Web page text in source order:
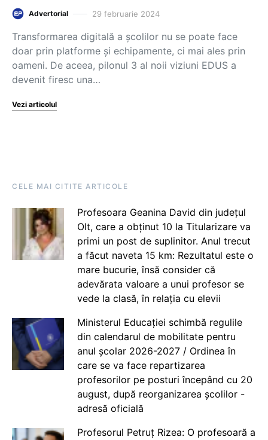
Advertorial 29 februarie 2024
Transformarea digitală a școlilor nu se poate face
doar prin platforme și echipamente, ci mai ales prin
oameni. De aceea, pilonul 3 al noii viziuni EDUS a
devenit firesc una…
Vezi articolul
CELE MAI CITITE ARTICOLE
Profesoara Geanina David din județul
Olt, care a obținut 10 la Titularizare va
primi un post de suplinitor. Anul trecut
a făcut naveta 15 km: Rezultatul este o
mare bucurie, însă consider că
adevărata valoare a unui profesor se
vede la clasă, în relația cu elevii
Ministerul Educației schimbă regulile
din calendarul de mobilitate pentru
anul școlar 2026-2027 / Ordinea în
care se va face repartizarea
profesorilor pe posturi începând cu 20
august, după reorganizarea școlilor -
adresă oficială
Profesorul Petruț Rizea: O profesoară a